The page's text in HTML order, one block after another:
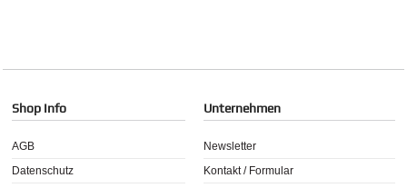
Shop Info
AGB
Datenschutz
Unternehmen
Newsletter
Kontakt / Formular